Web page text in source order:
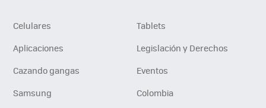
Celulares
Tablets
Aplicaciones
Legislación y Derechos
Cazando gangas
Eventos
Samsung
Colombia